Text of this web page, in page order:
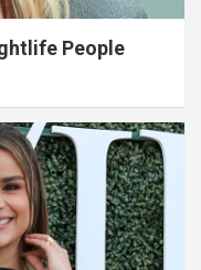
People